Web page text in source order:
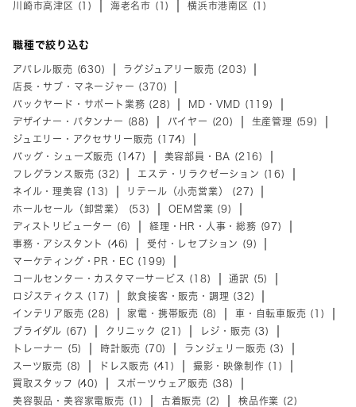
川崎市高津区 (1)
海老名市 (1) 横浜市港南区 (1)
職種で絞り込む
アパレル販売 (630)
ラグジュアリー販売 (203)
店長・サブ・マネージャー (370)
バックヤード・サポート業務 (28)
MD・VMD (119)
デザイナー・パタンナー (88)
バイヤー (20)
生産管理 (59)
ジュエリー・アクセサリー販売 (174)
バッグ・シューズ販売 (147)
美容部員・BA (216)
フレグランス販売 (32)
エステ・リラクゼーション (16)
ネイル・理美容 (13)
リテール（小売営業） (27)
ホールセール（卸営業） (53)
OEM営業 (9)
ディストリビューター (6)
経理・HR・人事・総務 (97)
事務・アシスタント (46)
受付・レセプション (9)
マーケティング・PR・EC (199)
コールセンター・カスタマーサービス (18)
通訳 (5)
ロジスティクス (17)
飲食接客・販売・調理 (32)
インテリア販売 (28)
家電・携帯販売 (8)
車・自転車販売 (1)
ブライダル (67)
クリニック (21)
レジ・販売 (3)
トレーナー (5)
時計販売 (70)
ランジェリー販売 (3)
スーツ販売 (8)
ドレス販売 (41)
撮影・映像制作 (1)
買取スタッフ (40)
スポーツウェア販売 (38)
美容製品・美容家電販売 (1)
古着販売 (2) 検品作業 (2)